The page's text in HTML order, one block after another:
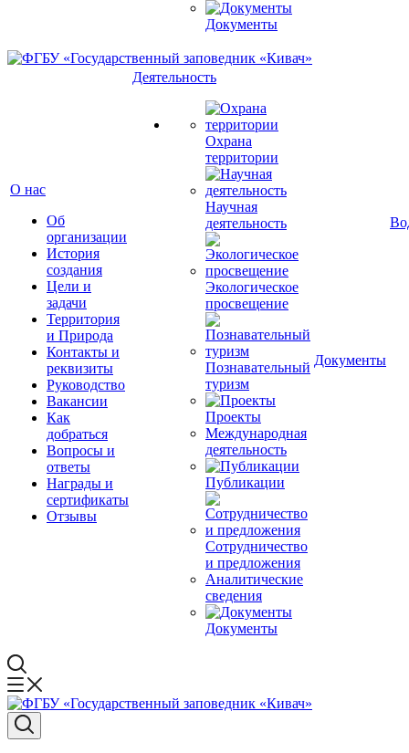
Документы
О нас
Об
организации
История
создания
Цели и
задачи
Территория
и Природа
Контакты и
реквизиты
Руководство
Вакансии
Как
добраться
Вопросы и
ответы
Награды и
сертификаты
Отзывы
Деятельность
Охрана
территории
Научная
деятельность
Экологическое
просвещение
Познавательный
туризм
Проекты
Международная
деятельность
Публикации
Сотрудничество
и предложения
Аналитические
сведения
Документы
Документы